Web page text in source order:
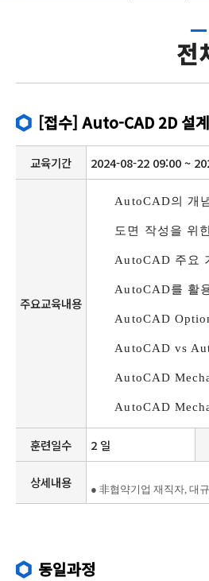
전
[접수] Auto-CAD 2D 설
교육기간 2024-08-22 09:00 ~
주요교육내용
AutoCAD의 개
도면 작성을 위
AutoCAD 주요
AutoCAD를 활
AutoCAD
AutoCAD vs
AutoCAD
AutoCAD
훈련일수 2 일
상세내용
● 非협약기업 재직자, 대
동일과정